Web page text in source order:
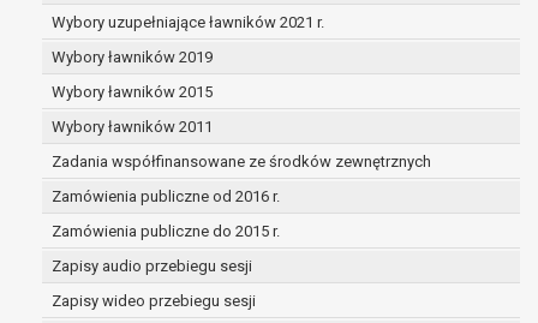
Wybory uzupełniające ławników 2021 r.
Wybory ławników 2019
Wybory ławników 2015
Wybory ławników 2011
Zadania współfinansowane ze środków zewnętrznych
Zamówienia publiczne od 2016 r.
Zamówienia publiczne do 2015 r.
Zapisy audio przebiegu sesji
Zapisy wideo przebiegu sesji
niezgodnie z prawem,
dane osobowe muszą być usunięte w
celu wywiązania się z obowiązku
wynikającego z przepisów prawa;
prawo do żądania ograniczenia
przetwarzania danych osobowych na
podstawie art. 18 RODO, w przypadku gdy:
osoba, której dane dotyczą
kwestionuje prawidłowość danych
osobowych – na okres pozwalający
administratorowi sprawdzić
prawidłowość tych danych,